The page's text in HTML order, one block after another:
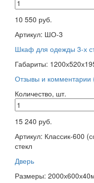
10 550 руб.
Артикул: ШО-3
Шкаф для одежды 3-х
Габариты:
Отзывы и комментарии
Количество, шт.
15 240 руб.
Артикул: Классик-600
стекл
Дверь
Размеры: